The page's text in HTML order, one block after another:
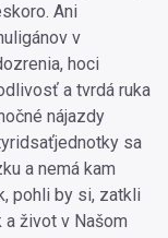
Ani
v
hoci
a tvrdá ruka
nájazdy
sa
a nemá kam
pohli by si, zatkli
život v Našom